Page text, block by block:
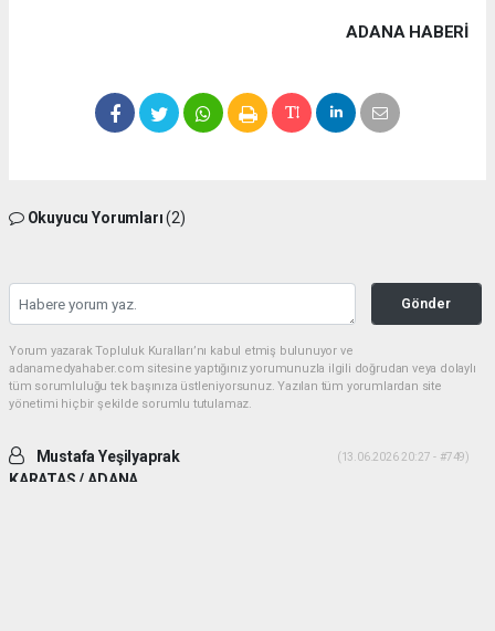
ADANA HABERİ
Okuyucu Yorumları(2)
Gönder
Yorum yazarak Topluluk Kuralları’nı kabul etmiş bulunuyor ve
adanamedyahaber.com sitesine yaptığınız yorumunuzla ilgili doğrudan veya dolaylı
tüm sorumluluğu tek başınıza üstleniyorsunuz. Yazılan tüm yorumlardan site
yönetimi hiçbir şekilde sorumlu tutulamaz.
Mustafa Yeşilyaprak
KARATAS / ADANA
(13.06.2026 20:27 - #749)